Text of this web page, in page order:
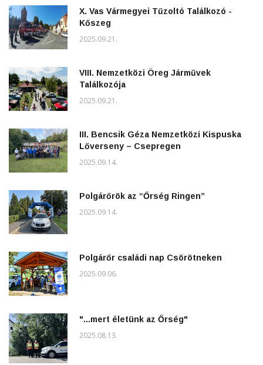
X. Vas Vármegyei Tűzoltó Találkozó -
Kőszeg
2025.09.21.
VIII. Nemzetközi Öreg Járművek
Találkozója
2025.09.21.
III. Bencsik Géza Nemzetközi Kispuska
Lőverseny – Csepregen
2025.09.14.
Polgárőrök az “Őrség Ringen”
2025.09.14.
Polgárőr családi nap Csörötneken
2025.09.06.
"...mert életünk az Őrség"
2025.08.13.